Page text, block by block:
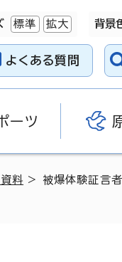
標準 拡大 背景
よくある質問
ーツ
料 > 被爆体験証言